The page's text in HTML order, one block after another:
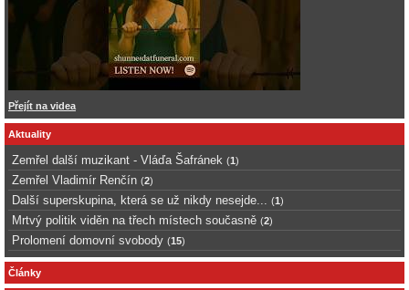
Přejít na videa
Aktuality
Zemřel další muzikant - Vláďa Šafránek (1)
Zemřel Vladimír Renčín (2)
Další superskupina, která se už nikdy nesejde... (1)
Mrtvý politik viděn na třech místech současně (2)
Prolomení domovní svobody (15)
Články